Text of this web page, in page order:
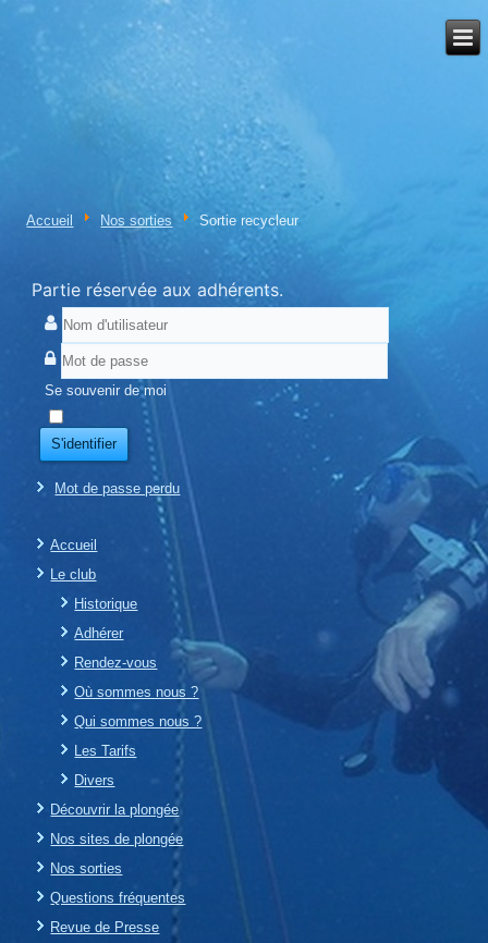
Accueil Nos sorties Sortie recycleur
Partie réservée aux adhérents.
Se souvenir de moi
S'identifier
Mot de passe perdu
Accueil
Le club
Historique
Adhérer
Rendez-vous
Où sommes nous ?
Qui sommes nous ?
Les Tarifs
Divers
Découvrir la plongée
Nos sites de plongée
Nos sorties
Questions fréquentes
Revue de Presse